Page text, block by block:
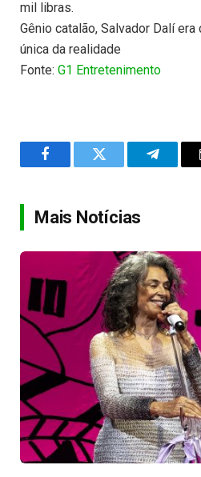
mil libras.
Gênio catalão, Salvador Dalí
única da realidade
Fonte: G1 Entretenimento
FacebookTwitter
Mais Notícias